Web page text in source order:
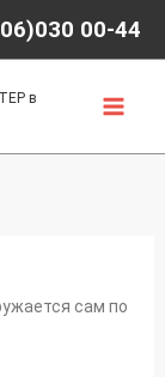
00-44
в
сам по